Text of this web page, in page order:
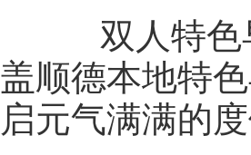
双人特色早
盖顺德本地特
启元气满满的